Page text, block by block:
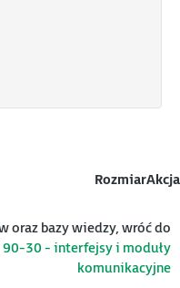
RozmiarAkcja
oraz bazy wiedzy, wróć do
90-30 - interfejsy i moduły
komunikacyjne